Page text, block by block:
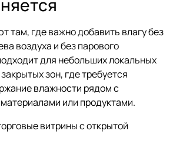
там, где важно добавить влагу без
воздуха и без парового
для небольших локальных
зон, где требуется
влажности рядом с
или продуктами.
витрины с открытой